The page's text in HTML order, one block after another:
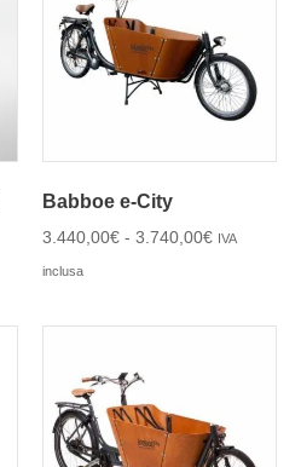
Babboe e-City
3.440,00€ - 3.740,00€ IVA
inclusa